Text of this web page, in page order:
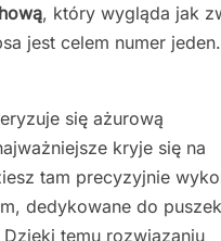
, który wygląda jak
jest celem numer
się ażurową
kryje się na
tam precyzyjnie
dedykowane do puszek
Dzięki temu rozwiązaniu